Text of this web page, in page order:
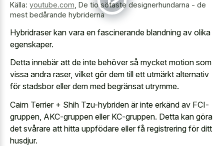
Källa: youtube.com De tio sötaste designerhundarna - de
mest bedårande hybriderna
Hybridraser kan vara en fascinerande blandning av olika
egenskaper.
Detta innebär att de inte behöver så mycket motion som
vissa andra raser, vilket gör dem till ett utmärkt alternativ
för stadsbor eller dem med begränsat utrymme.
Cairn Terrier + Shih Tzu-hybriden är inte erkänd av FCI-
gruppen, AKC-gruppen eller KC-gruppen. Detta kan göra
det svårare att hitta uppfödare eller få registrering för ditt
husdjur.